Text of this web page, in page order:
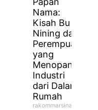
Nama:
Kisah Bu
Nining dan
Perempuan
yang
Menopang
Industri
dari Dalam
Rumah
rakommarsinahfm